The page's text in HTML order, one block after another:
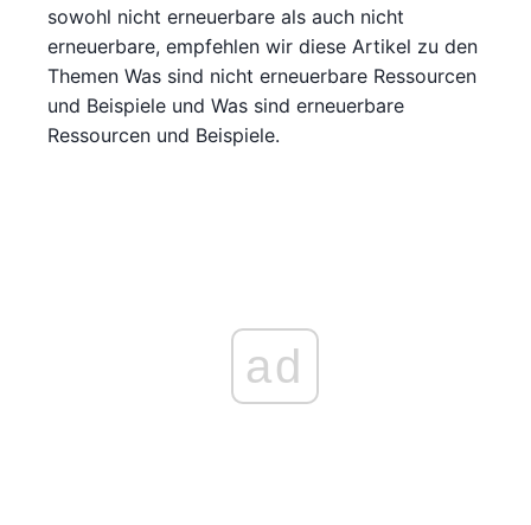
sowohl nicht erneuerbare als auch nicht
erneuerbare, empfehlen wir diese Artikel zu den
Themen Was sind nicht erneuerbare Ressourcen
und Beispiele und Was sind erneuerbare
Ressourcen und Beispiele.
ad